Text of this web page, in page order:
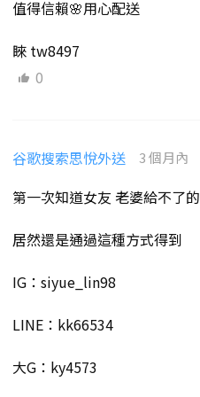
值得信賴🌸用心配送
睞 tw8497
0
谷歌搜索思悅外送 3 個月內
第一次知道女友 老婆給不了的
居然還是通過這種方式得到
IG：siyue_lin98
LINE：kk66534
大G：ky4573